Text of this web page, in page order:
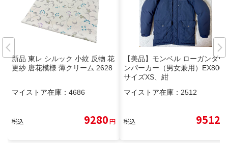
新品 東レ シルック 小紋 反物 花
更紗 唐花模様 薄クリーム 2628
マイストア在庫： 4686
税込 9280円
【美品】モンベル ローガンダウ
ンパーカー（男女兼用）EX800
サイズXS、紺
マイストア在庫： 2512
税込 9512